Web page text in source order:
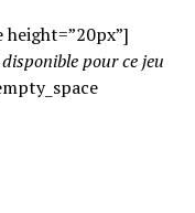
pour ce jeu